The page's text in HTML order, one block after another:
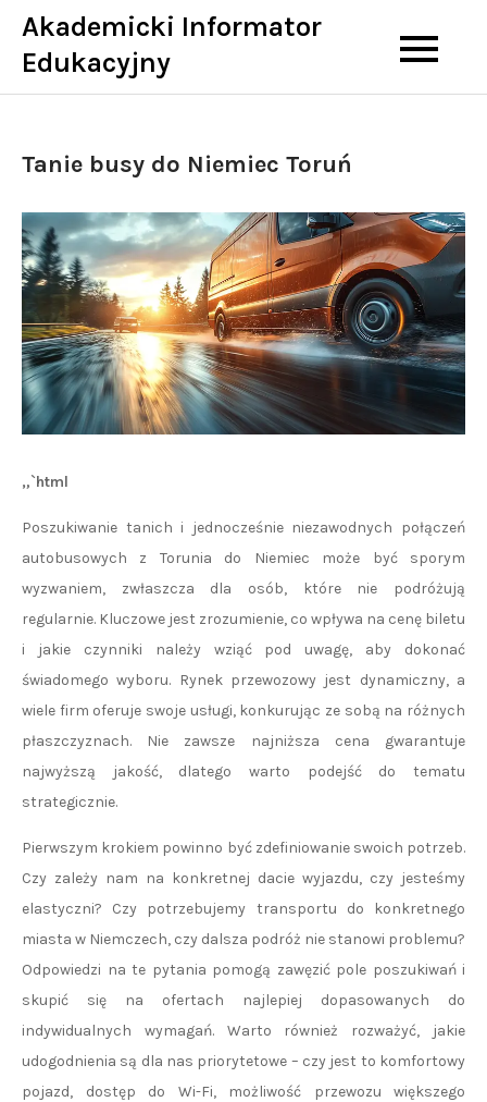
Skip
content
Akademicki Informator
Edukacyjny
Tanie busy do Niemiec Toruń
„`html
Poszukiwanie tanich i jednocześnie niezawodnych połączeń
autobusowych z Torunia do Niemiec może być sporym
wyzwaniem, zwłaszcza dla osób, które nie podróżują
regularnie. Kluczowe jest zrozumienie, co wpływa na cenę biletu
i jakie czynniki należy wziąć pod uwagę, aby dokonać
świadomego wyboru. Rynek przewozowy jest dynamiczny, a
wiele firm oferuje swoje usługi, konkurując ze sobą na różnych
płaszczyznach. Nie zawsze najniższa cena gwarantuje
najwyższą jakość, dlatego warto podejść do tematu
strategicznie.
Pierwszym krokiem powinno być zdefiniowanie swoich potrzeb.
Czy zależy nam na konkretnej dacie wyjazdu, czy jesteśmy
elastyczni? Czy potrzebujemy transportu do konkretnego
miasta w Niemczech, czy dalsza podróż nie stanowi problemu?
Odpowiedzi na te pytania pomogą zawęzić pole poszukiwań i
skupić się na ofertach najlepiej dopasowanych do
indywidualnych wymagań. Warto również rozważyć, jakie
udogodnienia są dla nas priorytetowe – czy jest to komfortowy
pojazd, dostęp do Wi-Fi, możliwość przewozu większego